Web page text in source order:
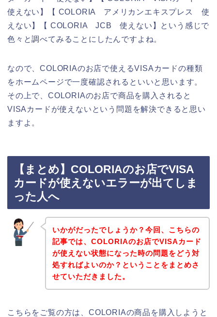
使えない】【 COLORIA アメリカンエキスプレス 使
えない】【 COLORIA JCB 使えない】という感じで
色々と調べてみることにしたんですよね。
なので、COLORIAのお店で使えるVISAカードの種類
をホームページで一度確認されるといいと思います。
その上で、COLORIAのお店で商品を購入されると
VISAカードが使えないという問題を解決できると思い
ますよ。
【まとめ】COLORIAのお店でVISA
カードが使えないエラーが出てしま
った人へ
いかがだったでしょうか？今回、こちらの
記事では、COLORIAのお店でVISAカード
が使えない状態になった時の問題をどう対
処すればよいのか？ということをまとめさ
せていただきました。
こちらをご覧の方は、COLORIAの商品を購入しようと